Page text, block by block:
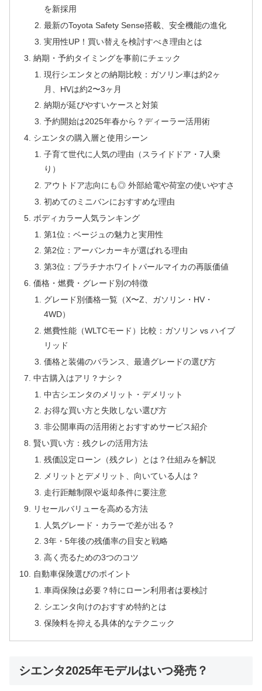
を新採用
最新のToyota Safety Sense搭載、安全機能の進化
実用性UP！買い替えを検討すべき理由とは
納期・予約タイミングを事前にチェック
現行シエンタとの納期比較：ガソリン車は約2ヶ
月、HVは約2〜3ヶ月
納期が延びやすいケースと対策
予約開始は2025年春から？ディーラー活用術
シエンタの購入層と使用シーン
子育て世代に人気の理由（スライドドア・7人乗
り）
アウトドア志向にも◎ 外部給電や荷室の使いやすさ
初めてのミニバンにおすすめな理由
ボディカラー人気ランキング
第1位：ベージュの魅力と実用性
第2位：アーバンカーキが選ばれる理由
第3位：プラチナホワイトパールマイカの再販価値
価格・燃費・グレード別の特徴
グレード別価格一覧（X〜Z、ガソリン・HV・
4WD）
燃費性能（WLTCモード）比較：ガソリン vs ハイブ
リッド
価格と装備のバランス、最適グレードの選び方
中古購入はアリ？ナシ？
中古シエンタのメリット・デメリット
お得な買い方と失敗しない選び方
非公開車両の活用術とおすすめサービス紹介
賢い買い方：残クレの活用方法
残価設定ローン（残クレ）とは？仕組みを解説
メリットとデメリット、向いている人は？
走行距離制限や返却条件に要注意
リセールバリューを高める方法
人気グレード・カラーで差が出る？
3年・5年後の残価率の目安と戦略
高く売るための3つのコツ
自動車保険選びのポイント
車両保険は必要？特にローン利用者は要検討
シエンタ向けのおすすめ特約とは
保険料を抑える具体的なテクニック
シエンタ2025年モデルはいつ発売？